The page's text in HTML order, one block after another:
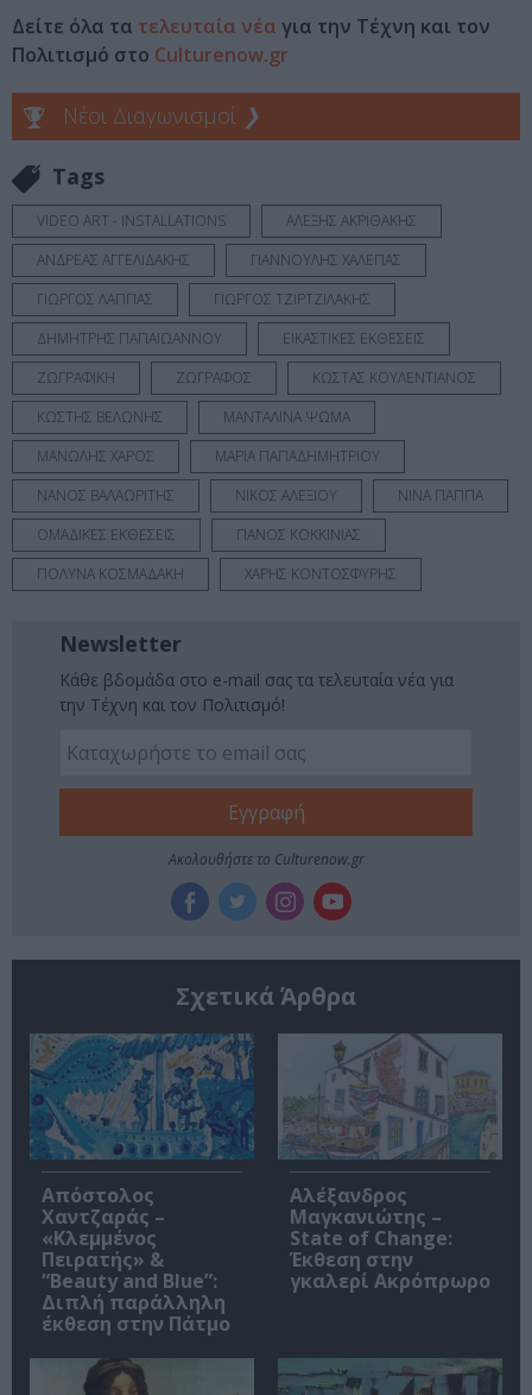
Δείτε όλα τα τελευταία νέα για την Τέχνη και τον
Πολιτισμό στο Culturenow.gr
Νέοι Διαγωνισμοί ❯
Tags
VIDEO ART - INSTALLATIONS
ΑΛΕΞΗΣ ΑΚΡΙΘΑΚΗΣ
ΑΝΔΡΕΑΣ ΑΓΓΕΛΙΔΑΚΗΣ
ΓΙΑΝΝΟΥΛΗΣ ΧΑΛΕΠΑΣ
ΓΙΩΡΓΟΣ ΛΑΠΠΑΣ
ΓΙΩΡΓΟΣ ΤΖΙΡΤΖΙΛΑΚΗΣ
ΔΗΜΗΤΡΗΣ ΠΑΠΑΪΩΑΝΝΟΥ
ΕΙΚΑΣΤΙΚΕΣ ΕΚΘΕΣΕΙΣ
ΖΩΓΡΑΦΙΚΗ
ΖΩΓΡΑΦΟΣ
ΚΩΣΤΑΣ ΚΟΥΛΕΝΤΙΑΝΟΣ
ΚΩΣΤΗΣ ΒΕΛΩΝΗΣ
ΜΑΝΤΑΛΙΝΑ ΨΩΜΑ
ΜΑΝΩΛΗΣ ΧΑΡΟΣ
ΜΑΡΙΑ ΠΑΠΑΔΗΜΗΤΡΙΟΥ
ΝΑΝΟΣ ΒΑΛΑΩΡΙΤΗΣ
ΝΙΚΟΣ ΑΛΕΞΙΟΥ
ΝΙΝΑ ΠΑΠΠΑ
ΟΜΑΔΙΚΕΣ ΕΚΘΕΣΕΙΣ
ΠΑΝΟΣ ΚΟΚΚΙΝΙΑΣ
ΠΟΛΥΝΑ ΚΟΣΜΑΔΑΚΗ
ΧΑΡΗΣ ΚΟΝΤΟΣΦΥΡΗΣ
Newsletter
Κάθε βδομάδα στο e-mail σας τα τελευταία νέα για
την Τέχνη και τον Πολιτισμό!
Ακολουθήστε το Culturenow.gr
Σχετικά Άρθρα
Απόστολος
Χαντζαράς –
«Κλεμμένος
Πειρατής» &
“Beauty and Blue”:
Διπλή παράλληλη
έκθεση στην Πάτμο
Αλέξανδρος
Μαγκανιώτης –
State of Change:
Έκθεση στην
γκαλερί Ακρόπρωρο